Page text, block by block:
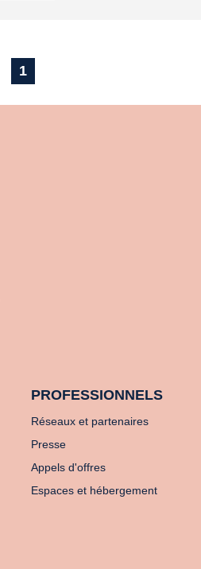
1
PROFESSIONNELS
Réseaux et partenaires
Presse
Appels d'offres
Espaces et hébergement